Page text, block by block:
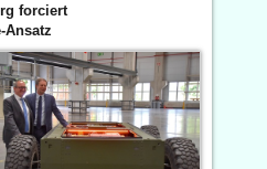
forciert
Ansatz